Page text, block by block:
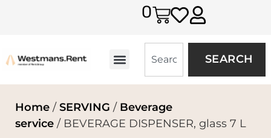
0
SEARCH
Home / SERVING / Beverage
service / BEVERAGE DISPENSER, glass 7 L